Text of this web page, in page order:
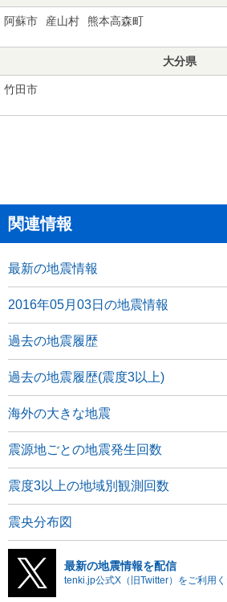
阿蘇市 産山村 熊本高森町
大分県
竹田市
関連情報
最新の地震情報
2016年05月03日の地震情報
過去の地震履歴
過去の地震履歴(震度3以上)
海外の大きな地震
震源地ごとの地震発生回数
震度3以上の地域別観測回数
震央分布図
最新の地震情報を配信
tenki.jp公式X（旧Twitter）をご利用く